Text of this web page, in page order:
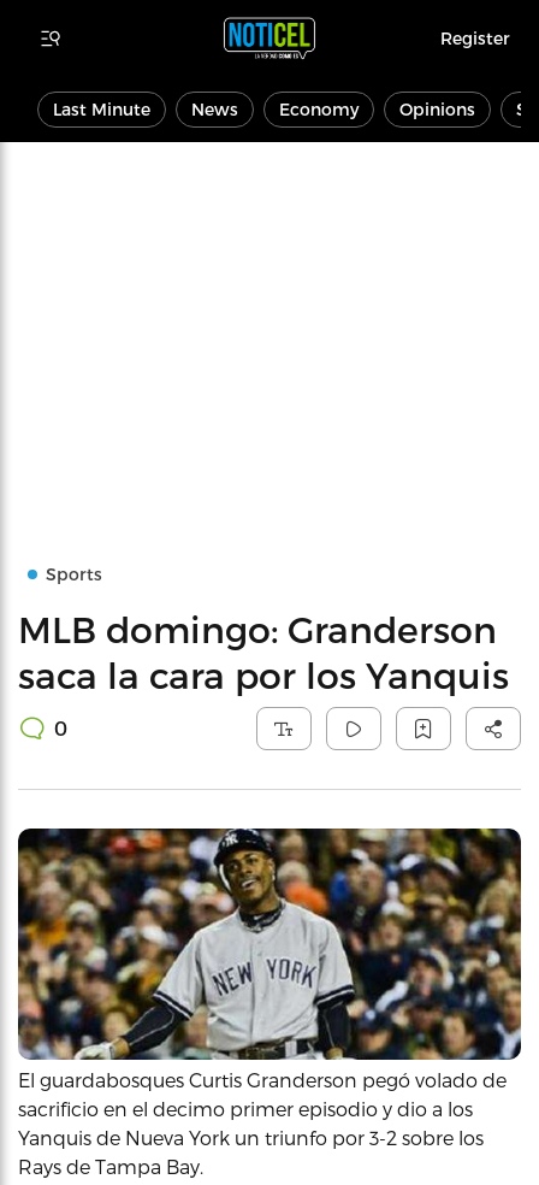
Register
Last Minute News Economy Opinions
Sports
MLB domingo: Granderson
saca la cara por los Yanquis
0
El guardabosques Curtis Granderson pegó volado de
sacrificio en el decimo primer episodio y dio a los
Yanquis de Nueva York un triunfo por 3-2 sobre los
Rays de Tampa Bay.